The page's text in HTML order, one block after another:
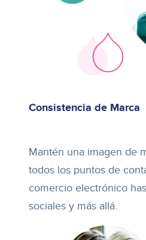
Consistencia de Marca
Mantén una imagen de
todos los puntos de
comercio electrónico
sociales y más allá.